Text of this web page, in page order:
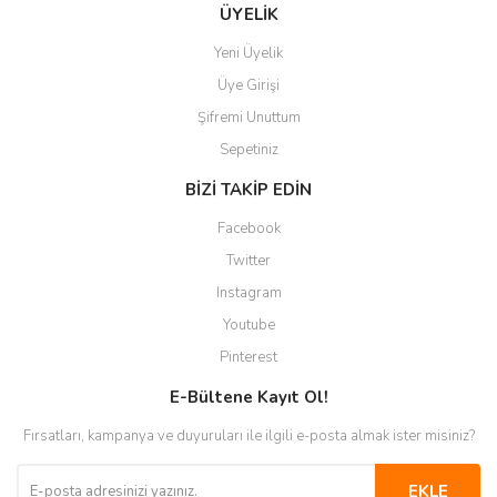
Gönder
ÜYELİK
Yeni Üyelik
Üye Girişi
Şifremi Unuttum
Sepetiniz
BİZİ TAKİP EDİN
Facebook
Twitter
Instagram
Youtube
Pinterest
E-Bültene Kayıt Ol!
Fırsatları, kampanya ve duyuruları ile ilgili e-posta almak ister misiniz?
EKLE